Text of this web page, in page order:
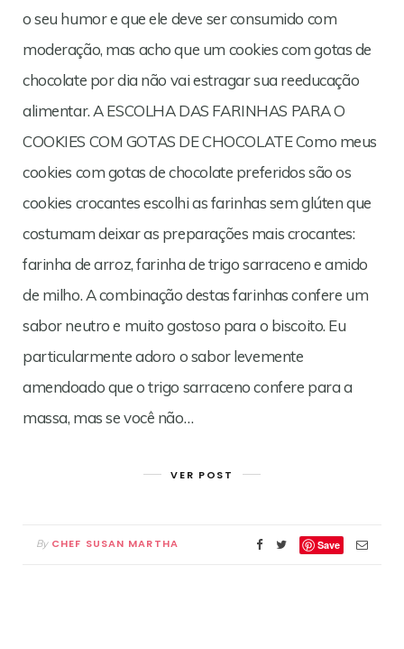
o seu humor e que ele deve ser consumido com
moderação, mas acho que um cookies com gotas de
chocolate por dia não vai estragar sua reeducação
alimentar. A ESCOLHA DAS FARINHAS PARA O
COOKIES COM GOTAS DE CHOCOLATE Como meus
cookies com gotas de chocolate preferidos são os
cookies crocantes escolhi as farinhas sem glúten que
costumam deixar as preparações mais crocantes:
farinha de arroz, farinha de trigo sarraceno e amido
de milho. A combinação destas farinhas confere um
sabor neutro e muito gostoso para o biscoito. Eu
particularmente adoro o sabor levemente
amendoado que o trigo sarraceno confere para a
massa, mas se você não…
VER POST
By CHEF SUSAN MARTHA Save